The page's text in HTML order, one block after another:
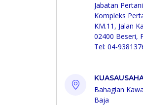
Jabatan
Kompleks
KM.11, Jalan
02400 Beseri,
Tel: 04-
Bahagian
Baja